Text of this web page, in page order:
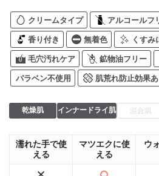
クリームタイプ アルコールフ
香り付き 無着色 くすみ
毛穴汚れケア 鉱物油フリー
パラベン不使用 肌荒れ防止効果あ
乾燥肌 インナードライ肌 混合肌
濡れた手で使
える
マツエクに使
える
ウ